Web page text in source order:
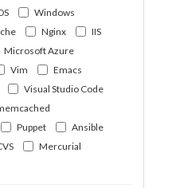
Windows
Nginx
IIS
Microsoft Azure
Vim
Emacs
Visual Studio Code
Puppet
Ansible
Mercurial